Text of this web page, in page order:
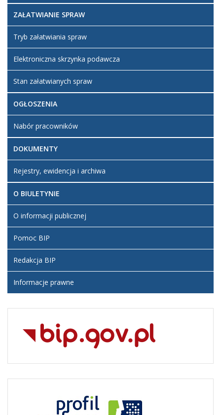
ZAŁATWIANIE SPRAW
Tryb załatwiania spraw
Elektroniczna skrzynka podawcza
Stan załatwianych spraw
OGŁOSZENIA
Nabór pracowników
DOKUMENTY
Rejestry, ewidencja i archiwa
O BIULETYNIE
O informacji publicznej
Pomoc BIP
Redakcja BIP
Informacje prawne